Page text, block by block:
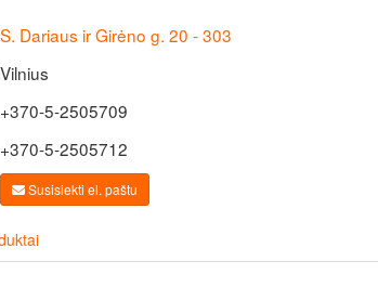
S. Dariaus ir Girėno g. 20 - 303
Vilnius
+370-5-2505709
+370-5-2505712
Susisiekti el. paštu